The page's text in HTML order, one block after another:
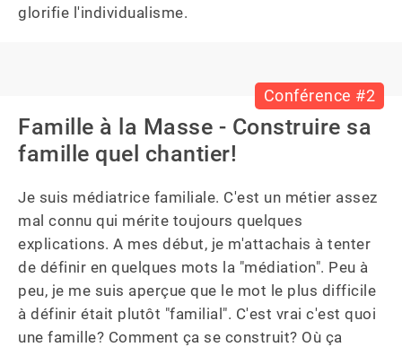
glorifie l'individualisme.
Conférence #2
Famille à la Masse - Construire sa
famille quel chantier!
Je suis médiatrice familiale. C'est un métier assez
mal connu qui mérite toujours quelques
explications. A mes début, je m'attachais à tenter
de définir en quelques mots la "médiation". Peu à
peu, je me suis aperçue que le mot le plus difficile
à définir était plutôt "familial". C'est vrai c'est quoi
une famille? Comment ça se construit? Où ça